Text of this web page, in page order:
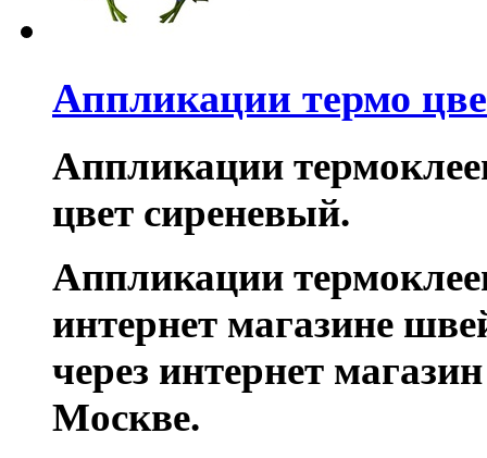
Аппликации термо
Аппликации
цвет сиреневый.
Аппликации
интернет магазине
через интернет
Москве.